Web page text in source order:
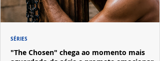
"The Chosen" chega ao momento mais
SÉRIES